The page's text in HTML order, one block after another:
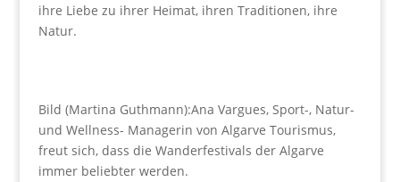
ihre Liebe zu ihrer Heimat, ihren Traditionen, ihre
Natur.
Bild (Martina Guthmann):Ana Vargues, Sport-, Natur-
und Wellness- Managerin von Algarve Tourismus,
freut sich, dass die Wanderfestivals der Algarve
immer beliebter werden.